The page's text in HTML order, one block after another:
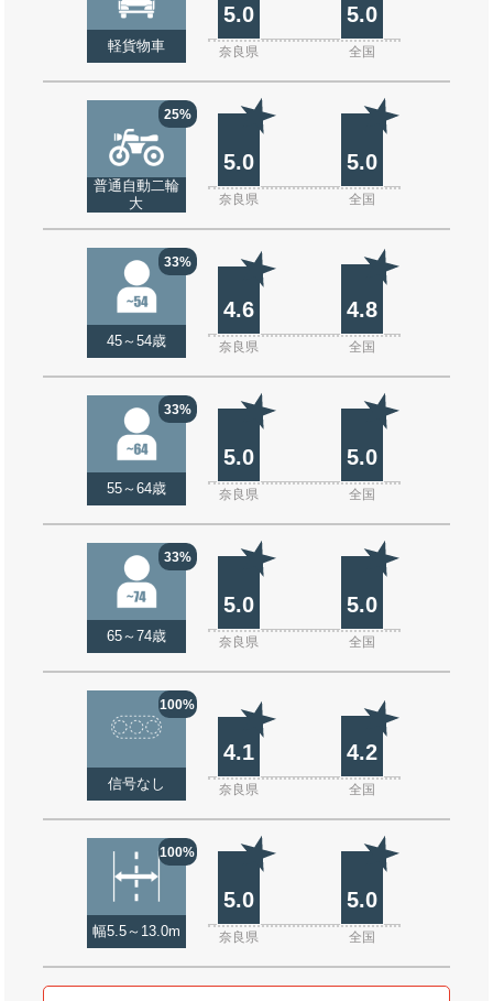
軽貨物車
5.0 5.0
奈良県 全国
25%
普通自動二輪
大
5.0 5.0
奈良県 全国
33%
45～54歳
4.6 4.8
奈良県 全国
33%
55～64歳
5.0 5.0
奈良県 全国
33%
65～74歳
5.0 5.0
奈良県 全国
100%
信号なし
4.1 4.2
奈良県 全国
100%
幅5.5～13.0m
5.0 5.0
奈良県 全国